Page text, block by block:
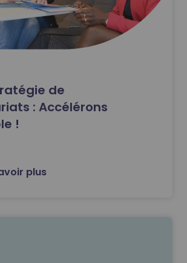
de
: Accélérons
!
plus